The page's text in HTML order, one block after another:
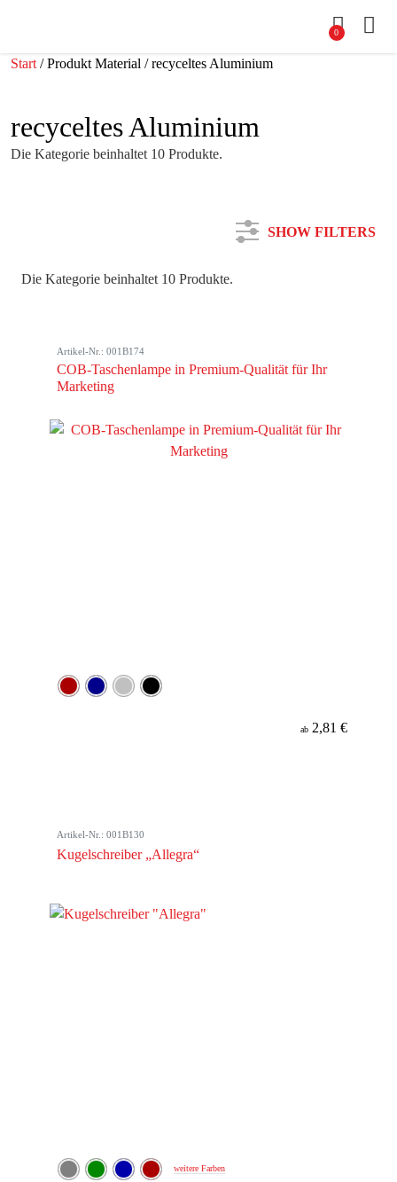
0
Start / Produkt Material / recyceltes Aluminium
recyceltes Aluminium
Die Kategorie beinhaltet 10 Produkte.
SHOW FILTERS
Farbe
Die Kategorie beinhaltet 10 Produkte.
Artikel-Nr.: 001B174
COB-Taschenlampe in Premium-Qualität für Ihr
Marketing
ab 2,81 €
Artikel-Nr.: 001B130
Kugelschreiber „Allegra“
weitere Farben